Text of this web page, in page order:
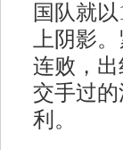
国队就
上阴影
连败，
交手过
利。